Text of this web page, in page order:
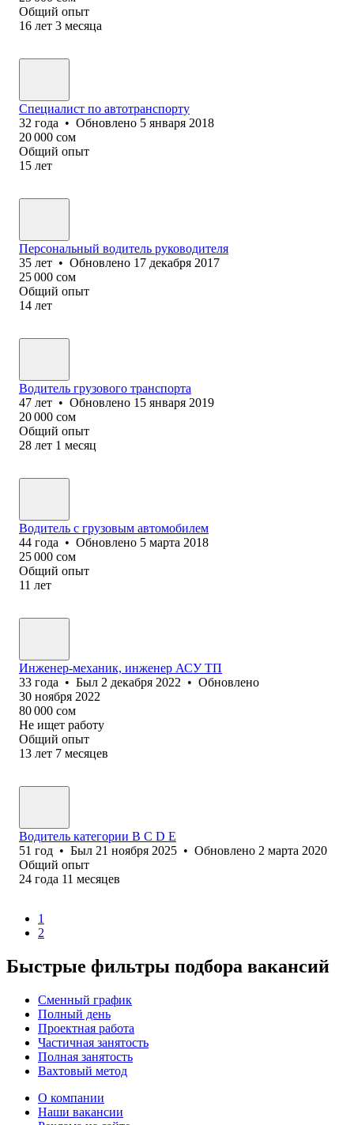
Общий опыт
16 лет 3 месяца
Специалист по автотранспорту
32 года • Обновлено 5 января 2018
20 000 сом
Общий опыт
15 лет
Персональный водитель руководителя
35 лет • Обновлено 17 декабря 2017
25 000 сом
Общий опыт
14 лет
Водитель грузового транспорта
47 лет • Обновлено 15 января 2019
20 000 сом
Общий опыт
28 лет 1 месяц
Водитель с грузовым автомобилем
44 года • Обновлено 5 марта 2018
25 000 сом
Общий опыт
11 лет
Инженер-механик, инженер АСУ ТП
33 года • Был 2 декабря 2022 • Обновлено
30 ноября 2022
80 000 сом
Не ищет работу
Общий опыт
13 лет 7 месяцев
Водитель категории В С D Е
51 год • Был 21 ноября 2025 • Обновлено 2 марта 2020
Общий опыт
24 года 11 месяцев
1
2
Быстрые фильтры подбора вакансий
Сменный график
Полный день
Проектная работа
Частичная занятость
Полная занятость
Вахтовый метод
О компании
Наши вакансии